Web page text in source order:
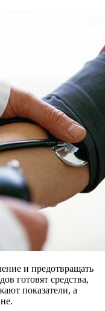
и предотвращать
готовят средства,
показатели, а